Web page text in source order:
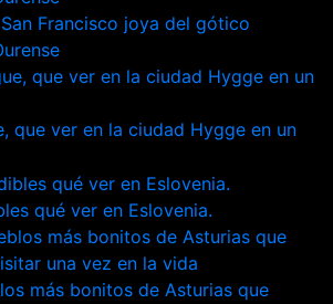
Francisco joya del gótico
que ver en la ciudad Hygge en un
qué ver en Eslovenia.
más bonitos de Asturias que